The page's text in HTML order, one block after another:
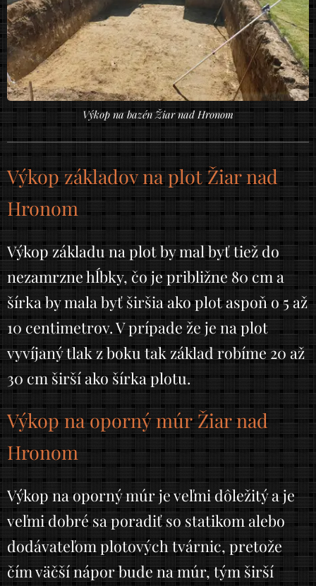
Výkop na bazén Žiar nad Hronom
Výkop základov na plot Žiar nad
Hronom
Výkop základu na plot by mal byť tiež do
nezamrzne hĺbky, čo je približne 80 cm a
šírka by mala byť širšia ako plot aspoň o 5 až
10 centimetrov. V prípade že je na plot
vyvíjaný tlak z boku tak základ robíme 20 až
30 cm širší ako šírka plotu.
Výkop na oporný múr Žiar nad
Hronom
Výkop na oporný múr je veľmi dôležitý a je
veľmi dobré sa poradiť so statikom alebo
dodávateľom plotových tvárnic, pretože
čím väčší nápor bude na múr, tým širší